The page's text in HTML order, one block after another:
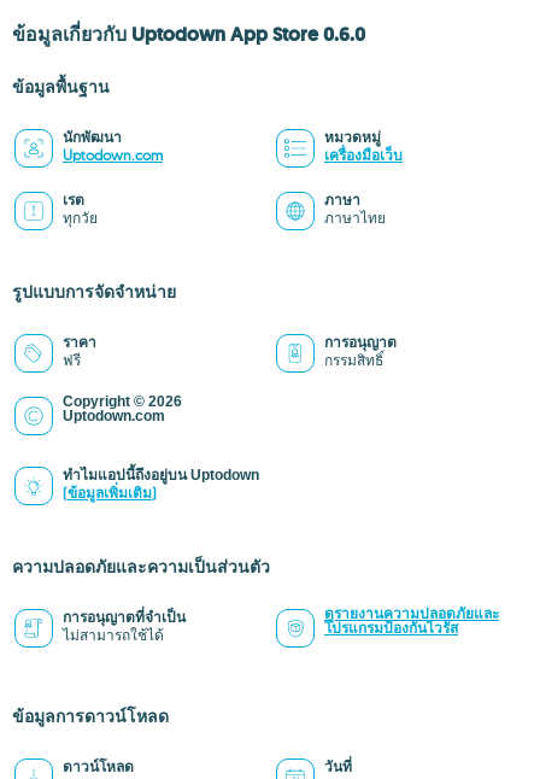
ข้อมูลเกี่ยวกับ Uptodown App Store 0.6.0
ข้อมูลพื้นฐาน
นักพัฒนา
Uptodown.com
หมวดหมู่
เครื่องมือเว็บ
เรต
ทุกวัย
ภาษา
ภาษาไทย
รูปแบบการจัดจำหน่าย
ราคา
ฟรี
การอนุญาต
กรรมสิทธิ์
Copyright © 2026
Uptodown.com
ทำไมแอปนี้ถึงอยู่บน Uptodown
(ข้อมูลเพิ่มเติม)
ความปลอดภัยและความเป็นส่วนตัว
การอนุญาตที่จำเป็น
ไม่สามารถใช้ได้
ดูรายงานความปลอดภัยและ
โปรแกรมป้องกันไวรัส
ข้อมูลการดาวน์โหลด
ดาวน์โหลด วันที่